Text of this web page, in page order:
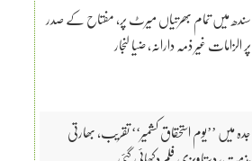
سندھ میں تمام بھرتیاں میرٹ پر، مفتاح کے صدر
پر الزامات غیر ذمہ دارانہ، ضیا لنجار
جدہ میں ’’یوم استحقاق کشمیر‘‘ تقریب، بھارتی